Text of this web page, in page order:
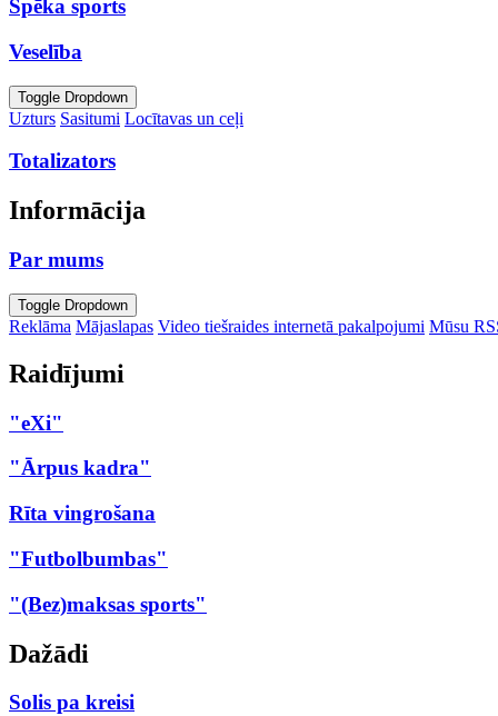
Spēka sports
Veselība
Toggle Dropdown
Uzturs Sasitumi Locītavas un ceļi
Totalizators
Informācija
Par mums
Toggle Dropdown
Reklāma Mājaslapas Video tiešraides internetā pakalpojumi Mūsu
Raidījumi
"eXi"
"Ārpus kadra"
Rīta vingrošana
"Futbolbumbas"
"(Bez)maksas sports"
Dažādi
Solis pa kreisi